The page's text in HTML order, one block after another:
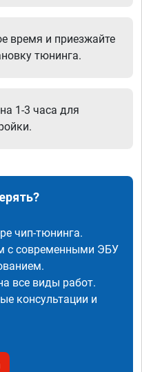
время и приезжайте
тюнинга.
1-3 часа для
чип-тюнинга.
с современными ЭБУ
все виды работ.
консультации и